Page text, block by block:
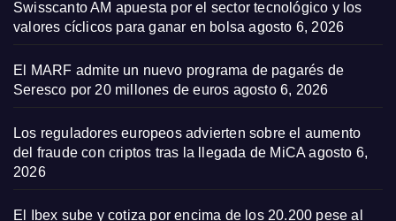
Swisscanto AM apuesta por el sector tecnológico y los
valores cíclicos para ganar en bolsa agosto 6, 2026
El MARF admite un nuevo programa de pagarés de
Seresco por 20 millones de euros agosto 6, 2026
Los reguladores europeos advierten sobre el aumento
del fraude con criptos tras la llegada de MiCA agosto 6,
2026
El Ibex sube y cotiza por encima de los 20.200 pese al